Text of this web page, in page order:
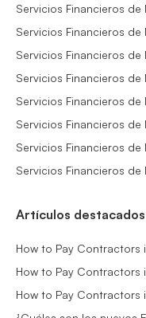
Servicios Financieros
Servicios Financieros
Servicios Financieros
Servicios Financieros
Servicios Financieros
Servicios Financieros
Servicios Financieros
Servicios Financieros
Artículos destacados
How to Pay Contractors
How to Pay Contractors
How to Pay Contractors